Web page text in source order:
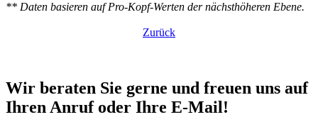
** Daten basieren auf Pro-Kopf-Werten der nächsthöheren Ebene.
Zurück
Wir beraten Sie gerne und freuen uns auf
Ihren Anruf oder Ihre E-Mail!